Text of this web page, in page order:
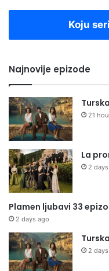
Koju
Najnovije epizode
21
La
2
Plamen ljubavi 33
2 days ago
2